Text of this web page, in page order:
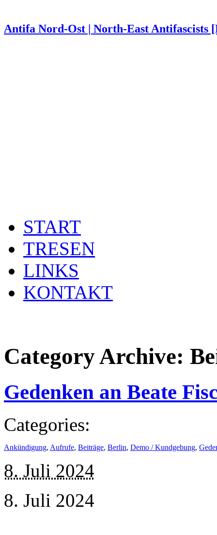
Antifa Nord-Ost | North-East Antifascists
START
TRESEN
LINKS
KONTAKT
Category Archive:
Gedenken an Beate
Categories:
Ankündigung, Aufrufe, Beiträge, Berlin, Demo / Kundgebung,
8. Juli 2024
8. Juli 2024